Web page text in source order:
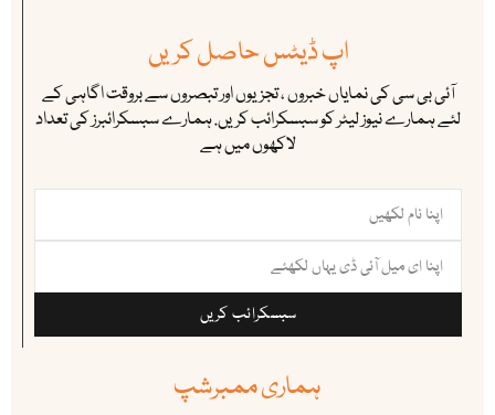
اپ ڈیٹس حاصل کریں
آئی بی سی کی نمایاں خبروں ، تجزیوں اور تبصروں سے بروقت اگاہی کے
لئے ہمارے نیوز لیٹر کو سبسکرائب کریں. ہمارے سبسکرائبرز کی تعداد
لاکھوں میں ہے
سبسکرائب کریں
ہماری ممبرشپ